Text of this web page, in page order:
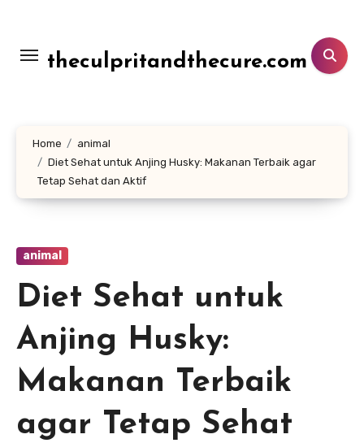
konten
theculpritandthecure.com
Home
animal
Diet Sehat untuk Anjing Husky: Makanan Terbaik agar
Tetap Sehat dan Aktif
animal
Diet Sehat untuk
Anjing Husky:
Makanan Terbaik
agar Tetap Sehat